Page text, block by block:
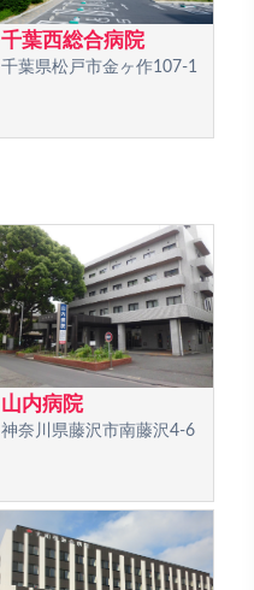
千葉西総合病院
千葉県松戸市金ヶ作107-1
山内病院
神奈川県藤沢市南藤沢4-6